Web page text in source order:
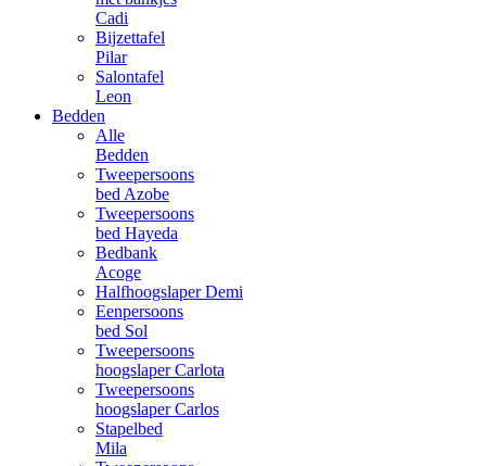
Cadi
Bijzettafel
Pilar
Salontafel
Leon
Bedden
Alle
Bedden
Tweepersoons
bed Azobe
Tweepersoons
bed Hayeda
Bedbank
Acoge
Halfhoogslaper Demi
Eenpersoons
bed Sol
Tweepersoons
hoogslaper Carlota
Tweepersoons
hoogslaper Carlos
Stapelbed
Mila